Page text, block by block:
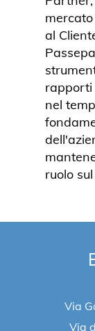
al
rapporti
nel
ruolo
Via
Via